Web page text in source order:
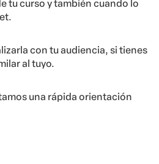
tu curso y también cuando lo
con tu audiencia, si tienes
al tuyo.
una rápida orientación